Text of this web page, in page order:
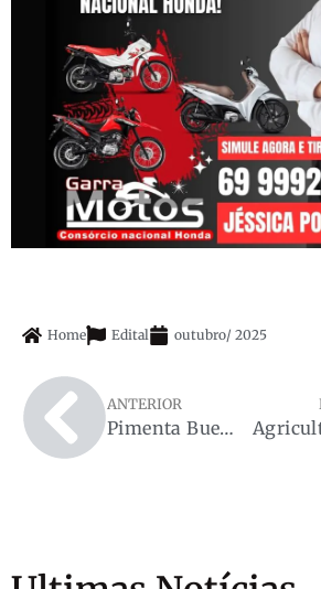
Home Edital outubro/ 2025
ANTERIOR
Pimenta Bueno realiza Mega Feirão de Liquidação com apoio do deputado Jean Mendonça